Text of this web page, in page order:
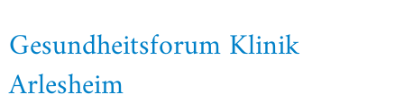
Gesundheitsforum Klinik
Arlesheim